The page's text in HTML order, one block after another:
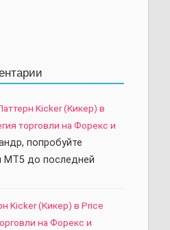
Kicker (Кикер) в
торговли на Форекс и
попробуйте
МТ5 до последней
Kicker (Кикер) в Price
на Форекс и